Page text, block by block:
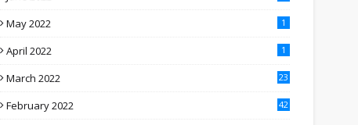
May 2022 1
April 2022 1
March 2022 23
February 2022 42